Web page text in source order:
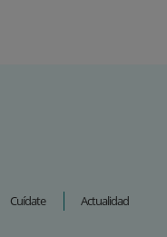
Cuídate Actualidad